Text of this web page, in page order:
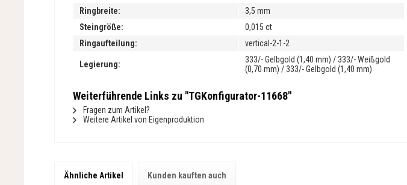
Ringbreite:
3,5 mm
Steingröße:
0,015 ct
Ringaufteilung:
vertical-2-1-2
Legierung:
333/- Gelbgold (1,40 mm) / 333/- Weißgold
(0,70 mm) / 333/- Gelbgold (1,40 mm)
Weiterführende Links zu "TGKonfigurator-11668"
Fragen zum Artikel?
Weitere Artikel von Eigenproduktion
Ähnliche Artikel Kunden kauften auch